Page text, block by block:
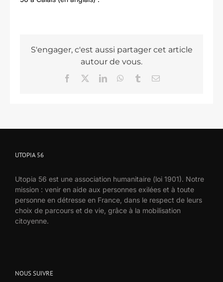
S'engager, c'est aussi partager cet article
autour de vous.
Facebook LinkedInWhatsAppTumblrEmail
UTOPIA 56
Utopia 56 est une association humanitaire (loi 1901). Notre
mission : venir en aide aux personnes exilées et à toute
personne en détresse en France, dans le respect de leurs
choix de parcours et de vie, grâce à la mobilisation
citoyenne.
NOUS SUIVRE